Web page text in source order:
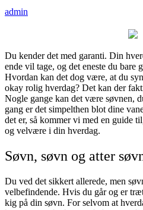
admin
Du kender det med garanti. Din
ende vil tage, og det eneste du bare
Hvordan kan det dog være, at du
okay rolig hverdag? Det kan der
Nogle gange kan det være søvnen,
gang er det simpelthen blot dine
det er, så kommer vi med en guide
og velvære i din hverdag.
Søvn, søvn og atter
Du ved det sikkert allerede, men
velbefindende. Hvis du går og er
kig på din søvn. For selvom at